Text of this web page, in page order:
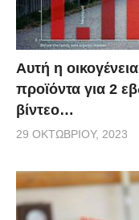
Aυτή η
προϊόντα για 2
βίντεο…
29 ΟΚΤΩΒΡΊΟΥ, 2023